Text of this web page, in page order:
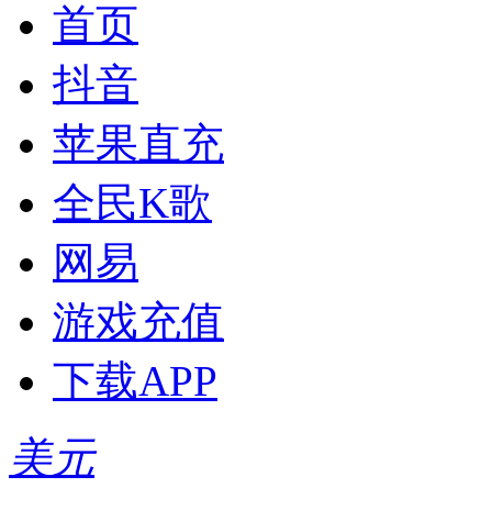
首页
抖音
苹果直充
全民K歌
网易
游戏充值
下载APP
美元